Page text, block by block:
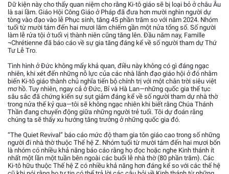
Dữ kiện này cho thấy quan niệm cho rằng Ki-tô giáo sẽ bị loại bỏ ở châu Âu
là sai lầm. Giáo Hội Công Giáo ở Pháp đã đưa hơn mười nghìn người dự
tòng vào đạo vào lễ Phục sinh, tăng 45 phần trăm so với năm 2024. Nhóm
tuổi từ mười tám đến hai mươi lăm chiếm gần một nửa tổng số. Số người
làm lễ rửa tội ở tuổi vị thành niên cũng tăng lên. Đầu năm nay, Famille
¬Chrétienne đã báo cáo về sự gia tăng đáng kể về số người tham dự Thứ
Tư Lễ Tro.
Tình hình ở Đức không mấy khả quan, điều này không có gì đáng ngạc
nhiên, khi xét đến những nỗ lực của các nhà lãnh đạo giáo hội ở đó nhằm
biến Ki-tô giáo thành chủ nghĩa tiến bộ chính trị với một chân trời siêu việt
mơ hồ. Tuy nhiên, ngay cả ở Đức, Bỉ và Hà Lan—những quốc gia thế tục
sâu sắc đã chứng kiến sự sụt giảm đáng kể về số người tham dự nhà thờ
trong nửa thế kỷ qua—tôi sẽ không ngạc nhiên khi biết rằng Chúa Thánh
Thần đang chuyển động giữa những người trẻ tuổi. Tôi dự đoán rằng
chúng ta sẽ thấy xu hướng tăng trưởng ở những quốc gia đó.
“The Quiet Revival” báo cáo mức độ tham gia tôn giáo cao trong số những
người đi nhà thờ thuộc Thế hệ Z. Nhóm tuổi từ mười tám đến hai mươi bốn
là nhóm có nhiều khả năng báo cáo rằng họ đọc hoặc nghe Kinh thánh ít
nhất một lần một tuần bên ngoài các buổi lễ nhà thờ (80 phần trăm). Các
Ki-tô hữu thuộc Thế hệ Z có nhiều khả năng hơn đáng kể so với các thế hệ